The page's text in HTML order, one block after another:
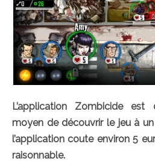
L’application Zombicide
moyen de découvrir le jeu à
l’application coute environ 5
raisonnable.